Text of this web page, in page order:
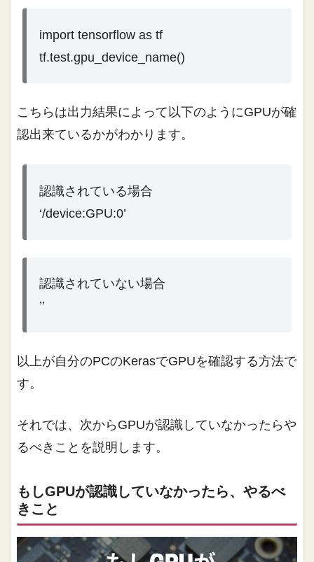
import tensorflow as tf
tf.test.gpu_device_name()
こちらは出力結果によって以下のようにGPUが確
認出来ているかがわかります。
認識されている場合
‘/device:GPU:0’
認識されていない場合
’’
以上が自分のPCのKerasでGPUを確認する方法で
す。
それでは、次からGPUが認識していなかったらや
るべきことを説明します。
もしGPUが認識していなかったら、やるべ
きこと